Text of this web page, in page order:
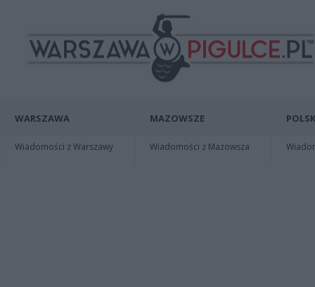
WARSZAWA
Wiadomości z Warszawy
MAZOWSZE
Wiadomości z Mazowsza